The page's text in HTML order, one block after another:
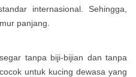
internasional. Sehingga,
panjang.
tanpa biji-bijian dan tanpa
untuk kucing dewasa yang